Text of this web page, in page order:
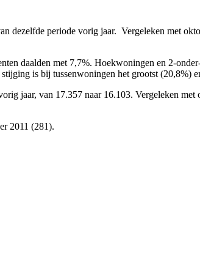
dezelfde periode vorig jaar. Vergeleken met
daalden met 7,7%. Hoekwoningen en 2-
is bij tussenwoningen het grootst (20,8%)
jaar, van 17.357 naar 16.103. Vergeleken
2011 (281).